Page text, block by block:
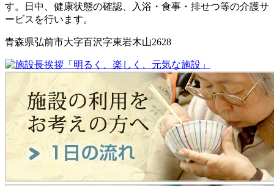
す。日中、健康状態の確認、入浴・食事・排せつ等の介護サ
ービスを行います。
青森県弘前市大字百沢字東岩木山2628